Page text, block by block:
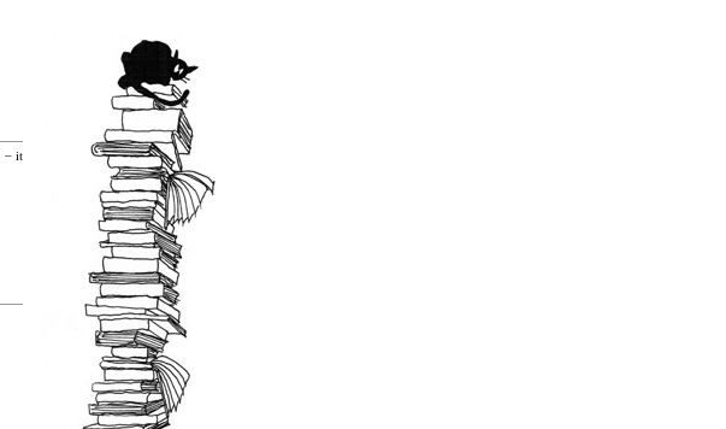
– it